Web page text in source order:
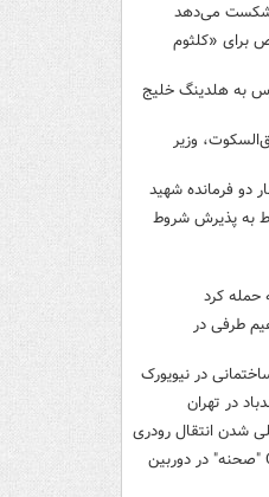
شکست می‌دهد
برای «کلثوم
بورس به هلدینگ خلیج
وزیر
دو فرمانده شهید
به پذیرش شروط
حمله کرد
طرفی در
در نیویورک
در تهران
شدن انتقال رودری
لحظه انفجار جایگاه CNG "صحنه" در دوربین